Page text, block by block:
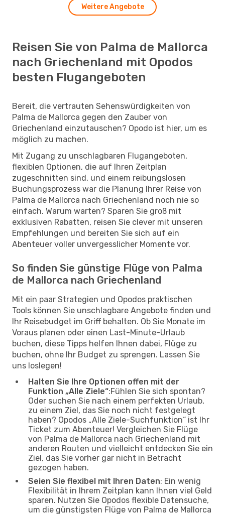
Weitere Angebote
Reisen Sie von Palma de Mallorca
nach Griechenland mit Opodos
besten Flugangeboten
Bereit, die vertrauten Sehenswürdigkeiten von
Palma de Mallorca gegen den Zauber von
Griechenland einzutauschen? Opodo ist hier, um es
möglich zu machen.
Mit Zugang zu unschlagbaren Flugangeboten,
flexiblen Optionen, die auf Ihren Zeitplan
zugeschnitten sind, und einem reibungslosen
Buchungsprozess war die Planung Ihrer Reise von
Palma de Mallorca nach Griechenland noch nie so
einfach. Warum warten? Sparen Sie groß mit
exklusiven Rabatten, reisen Sie clever mit unseren
Empfehlungen und bereiten Sie sich auf ein
Abenteuer voller unvergesslicher Momente vor.
So finden Sie günstige Flüge von Palma
de Mallorca nach Griechenland
Mit ein paar Strategien und Opodos praktischen
Tools können Sie unschlagbare Angebote finden und
Ihr Reisebudget im Griff behalten. Ob Sie Monate im
Voraus planen oder einen Last-Minute-Urlaub
buchen, diese Tipps helfen Ihnen dabei, Flüge zu
buchen, ohne Ihr Budget zu sprengen. Lassen Sie
uns loslegen!
Halten Sie Ihre Optionen offen mit der
Funktion „Alle Ziele“:Fühlen Sie sich spontan?
Oder suchen Sie nach einem perfekten Urlaub,
zu einem Ziel, das Sie noch nicht festgelegt
haben? Opodos „Alle Ziele-Suchfunktion“ ist Ihr
Ticket zum Abenteuer! Vergleichen Sie Flüge
von Palma de Mallorca nach Griechenland mit
anderen Routen und vielleicht entdecken Sie ein
Ziel, das Sie vorher gar nicht in Betracht
gezogen haben.
Seien Sie flexibel mit Ihren Daten: Ein wenig
Flexibilität in Ihrem Zeitplan kann Ihnen viel Geld
sparen. Nutzen Sie Opodos flexible Datensuche,
um die günstigsten Flüge von Palma de Mallorca